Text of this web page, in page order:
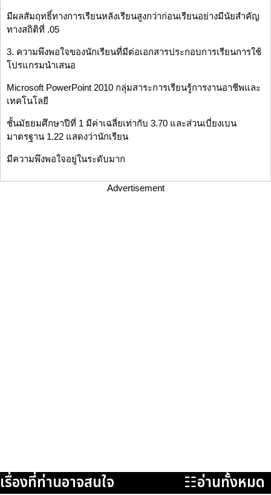
มีผลสัมฤทธิ์ทางการเรียนหลังเรียนสูงกว่าก่อนเรียนอย่างมีนัยสำคัญ
ทางสถิติที่ .05
3. ความพึงพอใจของนักเรียนที่มีต่อเอกสารประกอบการเรียนการใช้
โปรแกรมนำเสนอ
Microsoft PowerPoint 2010 กลุ่มสาระการเรียนรู้การงานอาชีพและ
เทคโนโลยี
ชั้นมัธยมศึกษาปีที่ 1 มีค่าเฉลี่ยเท่ากับ 3.70 และส่วนเบี่ยงเบน
มาตรฐาน 1.22 แสดงว่านักเรียน
มีความพึงพอใจอยู่ในระดับมาก
Advertisement
เรื่องที่ท่านอาจสนใจ ☷อ่านทั้งหมด